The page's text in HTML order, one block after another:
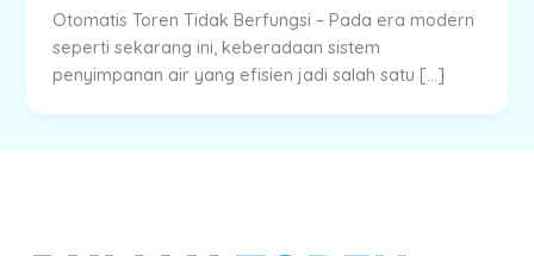
Otomatis Toren Tidak Berfungsi – Pada era modern
seperti sekarang ini, keberadaan sistem
penyimpanan air yang efisien jadi salah satu […]